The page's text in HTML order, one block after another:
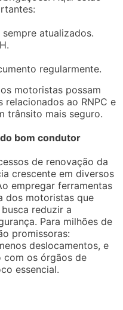
atualizados.
regularmente.
motoristas possam
ao RNPC e
trânsito mais seguro.
bom condutor
de renovação da
crescente em diversos
empregar ferramentas
dos motoristas que
reduzir a
Para milhões de
promissoras:
deslocamentos, e
com os órgãos de
essencial.